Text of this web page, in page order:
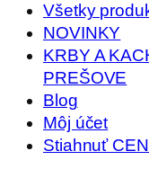
Všetky
NOVINKY
KRBY A
PREŠOVE
Blog
Môj účet
Stiahnuť